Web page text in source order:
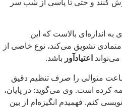
کنند و حتی تا پاسی از شب سر
اندازه‌ای بالاست که این
تشویق می‌کند، نوع خاصی از
اعتیادآور باشد.
به یاد می‌آورد که ۱۵ ساعت متوالی را صرف تنظیم دقیق
کرده است. وی می‌گوید: در پایان،
کنم. ‌فهمیدم انگیزه‌ام از بین